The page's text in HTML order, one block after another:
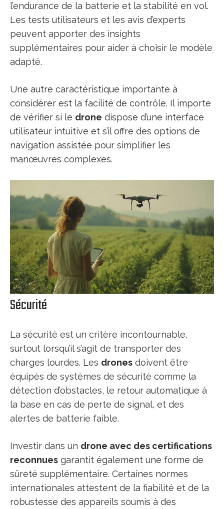
l’endurance de la batterie et la stabilité en vol.
Les tests utilisateurs et les avis d’experts
peuvent apporter des insights
supplémentaires pour aider à choisir le modèle
adapté.
Une autre caractéristique importante à
considérer est la facilité de contrôle. Il importe
de vérifier si le drone dispose d’une interface
utilisateur intuitive et s’il offre des options de
navigation assistée pour simplifier les
manœuvres complexes.
Sécurité
La sécurité est un critère incontournable,
surtout lorsqu’il s’agit de transporter des
charges lourdes. Les drones doivent être
équipés de systèmes de sécurité comme la
détection d’obstacles, le retour automatique à
la base en cas de perte de signal, et des
alertes de batterie faible.
Investir dans un drone avec des certifications
reconnues garantit également une forme de
sûreté supplémentaire. Certaines normes
internationales attestent de la fiabilité et de la
robustesse des appareils soumis à des